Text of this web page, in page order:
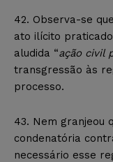
42. Observa-se
ato ilícito
aludida “ação civil
transgressão às
processo.
43. Nem granjeou
condenatória
necessário esse